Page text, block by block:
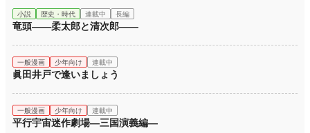
小説 歴史・時代 連載中 長編
竜頭――柔太郎と清次郎――
一般漫画 少年向け 連載中
眞田井戸で逢いましょう
一般漫画 少年向け 連載中
平行宇宙迷作劇場―三国演義編―